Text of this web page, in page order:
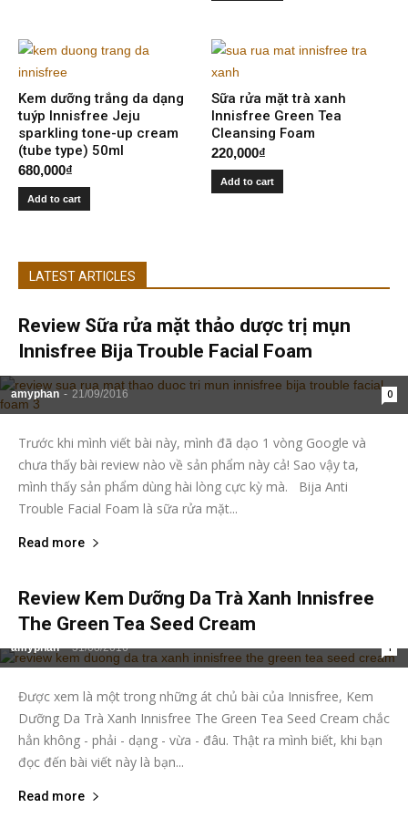
Kem dưỡng trắng da dạng
tuýp Innisfree Jeju
sparkling tone-up cream
(tube type) 50ml
680,000₫
Add to cart
Sữa rửa mặt trà xanh
Innisfree Green Tea
Cleansing Foam
220,000₫
Add to cart
LATEST ARTICLES
Review Sữa rửa mặt thảo dược trị mụn
Innisfree Bija Trouble Facial Foam
amyphan - 21/09/2016 0
Trước khi mình viết bài này, mình đã dạo 1 vòng Google và
chưa thấy bài review nào về sản phẩm này cả! Sao vậy ta,
mình thấy sản phẩm dùng hài lòng cực kỳ mà. Bija Anti
Trouble Facial Foam là sữa rửa mặt...
Read more
Review Kem Dưỡng Da Trà Xanh Innisfree
The Green Tea Seed Cream
amyphan - 31/08/2016 1
Được xem là một trong những át chủ bài của Innisfree, Kem
Dưỡng Da Trà Xanh Innisfree The Green Tea Seed Cream chắc
hẳn không - phải - dạng - vừa - đâu. Thật ra mình biết, khi bạn
đọc đến bài viết này là bạn...
Read more